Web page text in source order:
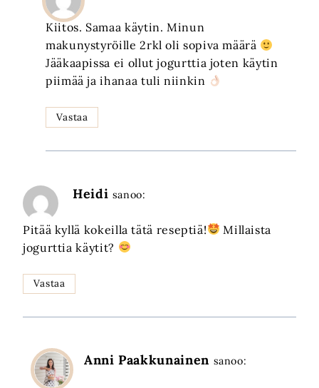
Kiitos. Samaa käytin. Minun
makunystyröille 2rkl oli sopiva määrä
Jääkaapissa ei ollut jogurttia joten käytin
piimää ja ihanaa tuli niinkin
Vastaa
Heidi sanoo:
Pitää kyllä kokeilla tätä reseptiä!
Millaista
jogurttia käytit?
Vastaa
Anni Paakkunainen sanoo: